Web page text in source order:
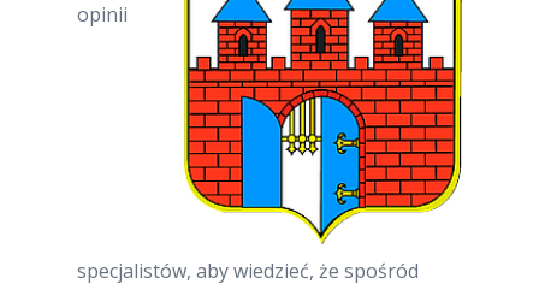
opinii
specjalistów, aby wiedzieć, że spośród